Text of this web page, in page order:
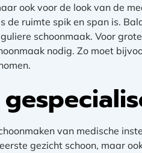
ook voor de look van de
ruimte spik en span is.
schoonmaak. Voor
nodig. Zo moet
van medische
gezicht schoon, maar